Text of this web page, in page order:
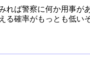
れば警察に何か用事が
確率がもっとも低いそ